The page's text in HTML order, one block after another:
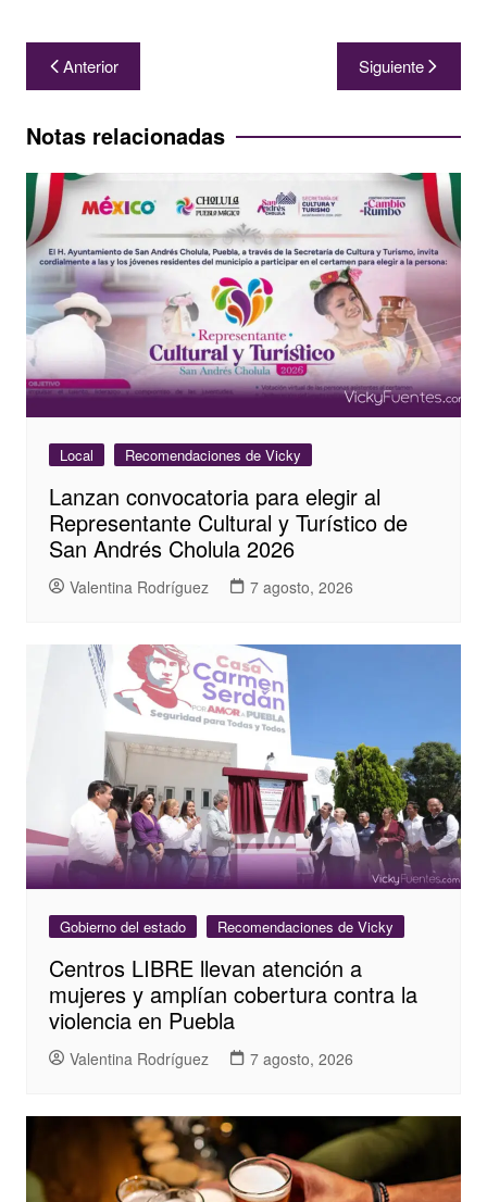
Navegación
de
entradas
Anterior Siguiente
Notas relacionadas
Local Recomendaciones de Vicky
Lanzan convocatoria para elegir al
Representante Cultural y Turístico de
San Andrés Cholula 2026
Valentina Rodríguez 7 agosto, 2026
Gobierno del estado Recomendaciones de Vicky
Centros LIBRE llevan atención a
mujeres y amplían cobertura contra la
violencia en Puebla
Valentina Rodríguez 7 agosto, 2026